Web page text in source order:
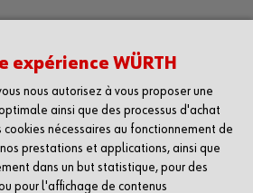
expérience WÜRTH
nous autorisez à vous proposer une
ainsi que des processus d'achat
nécessaires au fonctionnement de
prestations et applications, ainsi que
dans un but statistique, pour des
pour l'affichage de contenus